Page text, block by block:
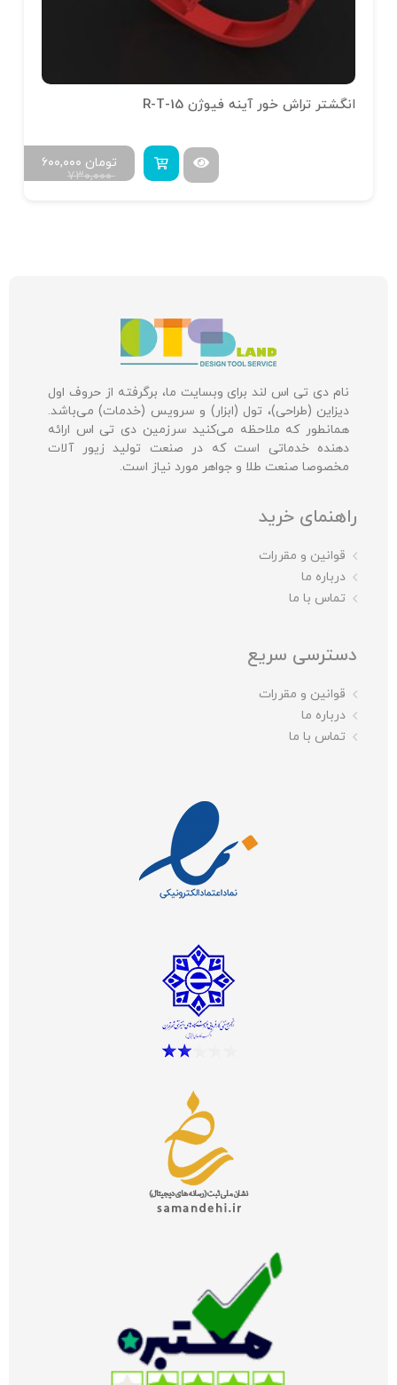
انگشتر تراش خور آینه فیوژن R-T-15
۷۳۰,۰۰۰
۶۰۰,۰۰۰ تومان
نام دی تی اس لند برای وبسایت ما، برگرفته از حروف اول
دیزاین (طراحی)، تول (ابزار) و سرویس (خدمات) می‌باشد.
همانطور که ملاحظه می‌کنید سرزمین دی تی اس ارائه
دهنده خدماتی است که در صنعت تولید زیور آلات
مخصوصا صنعت طلا و جواهر مورد نیاز است.
راهنمای خرید
قوانین و مقررات
درباره ما
تماس با ما
دسترسی سریع
قوانین و مقررات
درباره ما
تماس با ما